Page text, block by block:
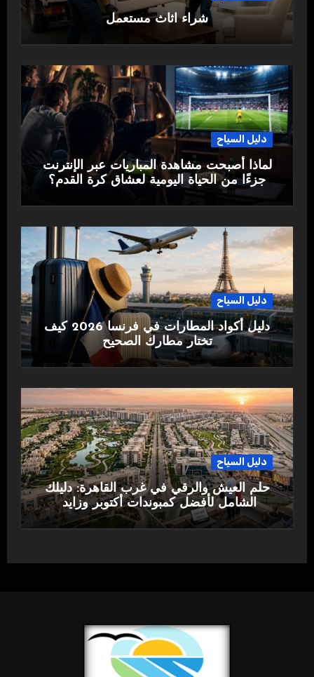
شراء اثاث مستعمل
دليل السياح
لماذا أصبحت مشاهدة المباريات عبر الإنترنت
جزءًا من الحياة اليومية لعشاق كرة القدم؟
دليل السياح
دليل أكواد المطارات في فرنسا 2026 كيف
تختار مطارك الصحيح
دليل السياح
حلم العيش والرقي في غرب القاهرة: دليلك
الشامل لأفضل كمبوندات أكتوبر وزايد